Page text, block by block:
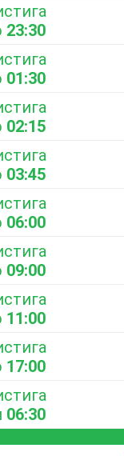
23:30
01:30
02:15
03:45
06:00
09:00
11:00
17:00
06:30